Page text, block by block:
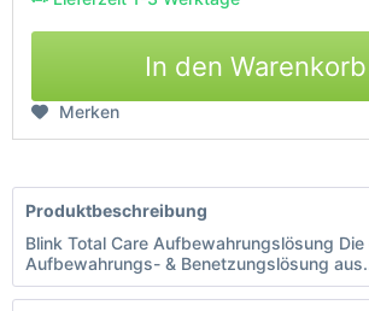
In den Warenkorb
Merken
Produktbeschreibung
Blink Total Care Aufbewahrungslösung
Aufbewahrungs- & Benetzungslösung